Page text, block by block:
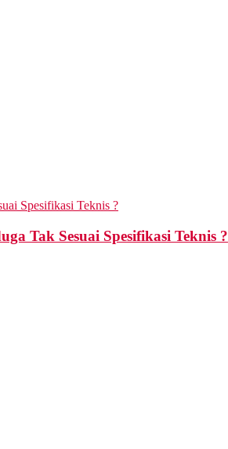
Tak Sesuai Spesifikasi Teknis ?